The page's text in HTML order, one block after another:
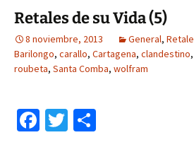
Retales de su Vida (5)
8 noviembre, 2013 General,
Barilongo, carallo, Cartagena, clandestino,
roubeta, Santa Comba, wolfram
Fa T